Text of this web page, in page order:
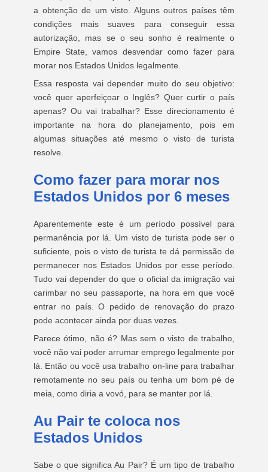
a obtenção de um visto. Alguns outros países têm
condições mais suaves para conseguir essa
autorização, mas se o seu sonho é realmente o
Empire State, vamos desvendar como fazer para
morar nos Estados Unidos legalmente.
Essa resposta vai depender muito do seu objetivo:
você quer aperfeiçoar o Inglês? Quer curtir o país
apenas? Ou vai trabalhar? Esse direcionamento é
importante na hora do planejamento, pois em
algumas situações até mesmo o visto de turista
resolve.
Como fazer para morar nos
Estados Unidos por 6 meses
Aparentemente este é um período possível para
permanência por lá. Um visto de turista pode ser o
suficiente, pois o visto de turista te dá permissão de
permanecer nos Estados Unidos por esse período.
Tudo vai depender do que o oficial da imigração vai
carimbar no seu passaporte, na hora em que você
entrar no país. O pedido de renovação do prazo
pode acontecer ainda por duas vezes.
Parece ótimo, não é? Mas sem o visto de trabalho,
você não vai poder arrumar emprego legalmente por
lá. Então ou você usa trabalho on-line para trabalhar
remotamente no seu país ou tenha um bom pé de
meia, como diria a vovó, para se manter por lá.
Au Pair te coloca nos
Estados Unidos
Sabe o que significa Au Pair? É um tipo de trabalho